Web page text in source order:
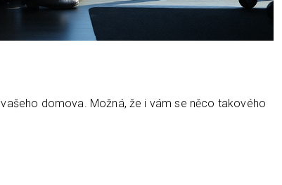
domova. Možná, že i vám se něco takového